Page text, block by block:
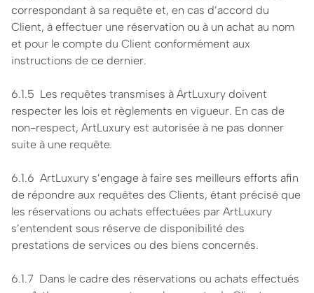
correspondant à sa requête et, en cas d’accord du
Client, à effectuer une réservation ou à un achat au nom
et pour le compte du Client conformément aux
instructions de ce dernier.
6.1.5 Les requêtes transmises à ArtLuxury doivent
respecter les lois et règlements en vigueur. En cas de
non-respect, ArtLuxury est autorisée à ne pas donner
suite à une requête.
6.1.6 ArtLuxury s’engage à faire ses meilleurs efforts afin
de répondre aux requêtes des Clients, étant précisé que
les réservations ou achats effectuées par ArtLuxury
s’entendent sous réserve de disponibilité des
prestations de services ou des biens concernés.
6.1.7 Dans le cadre des réservations ou achats effectués